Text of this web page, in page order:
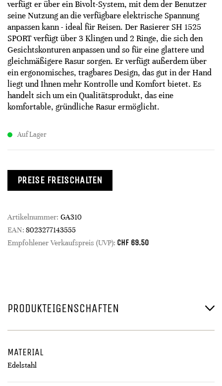
verfügt er über ein Bivolt-System, mit dem der Benutzer
seine Nutzung an die verfügbare elektrische Spannung
anpassen kann - ideal für Reisen. Der Rasierer SH 1525
SPORT verfügt über 3 Klingen und 2 Ringe, die sich den
Gesichtskonturen anpassen und so für eine glattere und
gleichmäßigere Rasur sorgen. Er verfügt außerdem über
ein ergonomisches, tragbares Design, das gut in der Hand
liegt und Ihnen mehr Kontrolle und Komfort bietet. Es
handelt sich um ein Qualitätsprodukt, das eine
komfortable, gründliche Rasur ermöglicht.
Auf Lager
PREISE FREISCHALTEN
Artikelnummer: GA310
EAN: 8023277143555
Empfohlener Verkaufspreis (UVP): CHF 69.50
PRODUKTEIGENSCHAFTEN
MATERIAL
Edelstahl